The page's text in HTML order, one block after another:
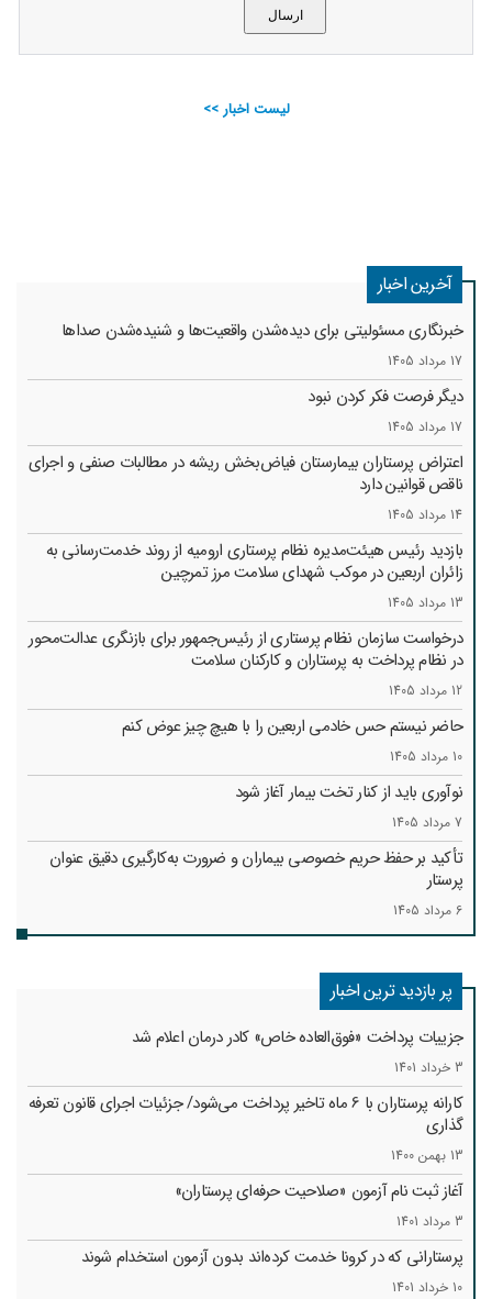
لیست اخبار >>
آخرین اخبار
خبرنگاری مسئولیتی برای دیده‌شدن واقعیت‌ها و شنیده‌شدن صداها
17 مرداد 1405
دیگر فرصت فکر کردن نبود
17 مرداد 1405
اعتراض پرستاران بیمارستان فیاض‌بخش ریشه در مطالبات صنفی و اجرای
ناقص قوانین دارد
14 مرداد 1405
بازدید رئیس هیئت‌مدیره نظام پرستاری ارومیه از روند خدمت‌رسانی به
زائران اربعین در موکب شهدای سلامت مرز تمرچین
13 مرداد 1405
درخواست سازمان نظام پرستاری از رئیس‌جمهور برای بازنگری عدالت‌محور
در نظام پرداخت به پرستاران و کارکنان سلامت
12 مرداد 1405
حاضر نیستم حس خادمی اربعین را با هیچ چیز عوض کنم
10 مرداد 1405
نوآوری باید از کنار تخت بیمار آغاز شود
7 مرداد 1405
تأکید بر حفظ حریم خصوصی بیماران و ضرورت به‌کارگیری دقیق عنوان
پرستار
6 مرداد 1405
پر بازدید ترین اخبار
جزییات پرداخت «فوق‌العاده خاص» کادر درمان اعلام شد
3 خرداد 1401
کارانه‌ پرستاران با 6 ماه تاخیر پرداخت می‌شود/ جزئیات اجرای قانون تعرفه
گذاری
13 بهمن 1400
آغاز ثبت نام آزمون «صلاحیت حرفه‌ای پرستاران»
3 مرداد 1401
پرستارانی که در کرونا خدمت کرد‌ه‌اند بدون آزمون استخدام شوند
10 خرداد 1401